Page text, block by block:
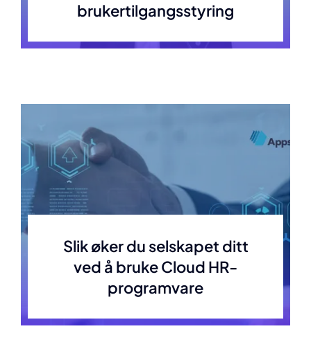
brukertilgangsstyring
Slik øker du selskapet ditt
ved å bruke Cloud HR-
programvare